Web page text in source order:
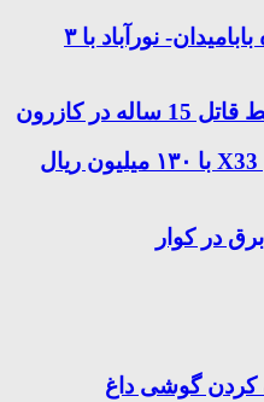
واژگونی پژو۲۰۶ در جاده بابامیدان- نورآباد با ۳
توقیف خودروی ام‌وی‌ام X33 با ۱۳۰ میلیون ریال
در کوار
کردن گوشی داغ